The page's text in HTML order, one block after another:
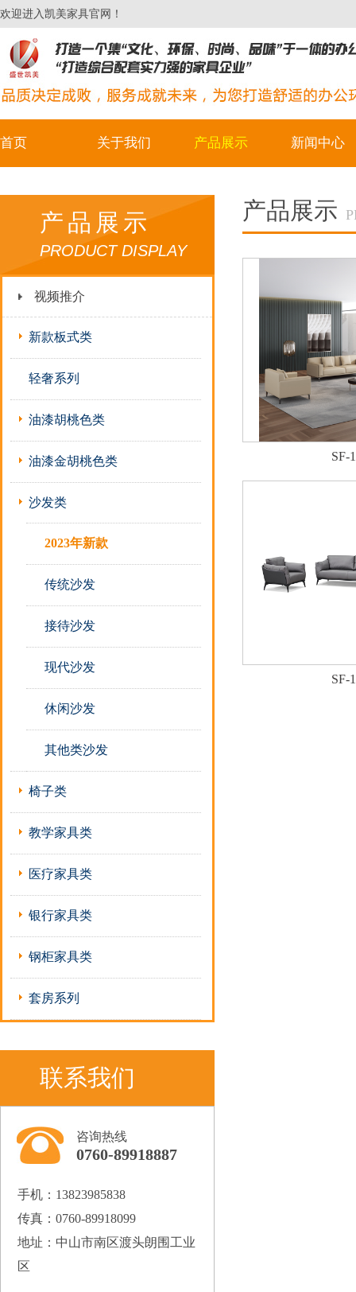
欢迎进入凯美家具官网！
首页 关于我们 产品展示 新闻中心
产品展示
PRODUCT DISPLAY
视频推介
新款板式类
轻奢系列
油漆胡桃色类
油漆金胡桃色类
沙发类
2023年新款
传统沙发
接待沙发
现代沙发
休闲沙发
其他类沙发
椅子类
教学家具类
医疗家具类
银行家具类
钢柜家具类
套房系列
联系我们
咨询热线
0760-89918887
手机：13823985838
传真：0760-89918099
地址：中山市南区渡头朗围工业
区
产品展示
SF-
SF-